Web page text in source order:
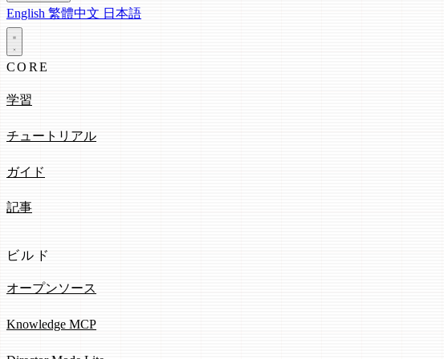
English 繁體中文 日本語
CORE
学習
チュートリアル
ガイド
記事
ビルド
オープンソース
Knowledge MCP